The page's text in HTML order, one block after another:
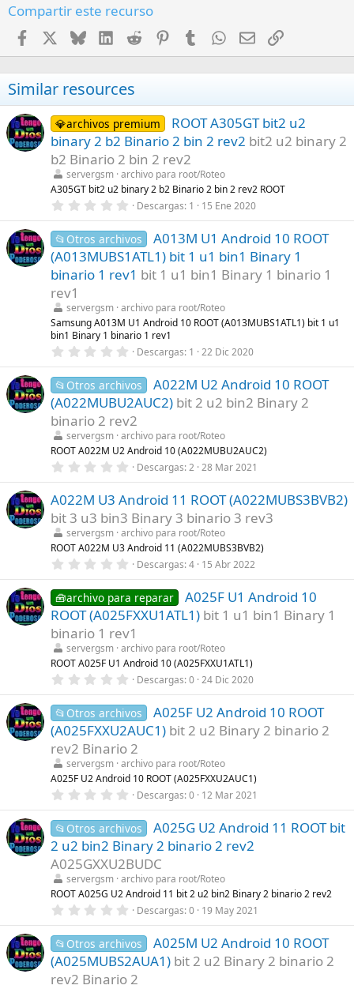
Compartir este recurso
Facebook BlueskyLinkedInReddit PinterestTumblr WhatsApp
EmailEnlace
Similar resources
💎archivos premium
ROOT A305GT bit2 u2
binary 2 b2 Binario 2 bin 2 rev2 bit2 u2 binary 2
b2 Binario 2 bin 2 rev2
servergsm archivo para root/Roteo
A305GT bit2 u2 binary 2 b2 Binario 2 bin 2 rev2 ROOT
0
0
0
e
s
t
r
l
l
a
(
s
Descargas 1 15 Ene 2020
📂Otros archivos
A013M U1 Android 10 ROOT
(A013MUBS1ATL1) bit 1 u1 bin1 Binary 1
binario 1 rev1 bit 1 u1 bin1 Binary 1 binario 1
rev1
servergsm archivo para root/Roteo
Samsung A013M U1 Android 10 ROOT (A013MUBS1ATL1) bit 1 u1
bin1 Binary 1 binario 1 rev1
0
0
0
e
s
t
r
e
l
a
(
s
)
Descargas 1 22 Dic 2020
📂Otros archivos
A022M U2 Android 10 ROOT
(A022MUBU2AUC2) bit 2 u2 bin2 Binary 2
binario 2 rev2
servergsm archivo para root/Roteo
ROOT A022M U2 Android 10 (A022MUBU2AUC2)
0
0
0
e
s
t
r
e
l
a
(
s
)
Descargas 2 28 Mar 2021
A022M U3 Android 11 ROOT (A022MUBS3BVB2)
bit 3 u3 bin3 Binary 3 binario 3 rev3
servergsm archivo para root/Roteo
ROOT A022M U3 Android 11 (A022MUBS3BVB2)
0
0
0
e
s
t
r
e
l
a
(
s
)
Descargas 4 15 Abr 2022
🧰archivo para reparar
A025F U1 Android 10
ROOT (A025FXXU1ATL1) bit 1 u1 bin1 Binary 1
binario 1 rev1
servergsm archivo para root/Roteo
ROOT A025F U1 Android 10 (A025FXXU1ATL1)
0
0
0
e
s
t
r
e
l
a
(
s
)
Descargas 0 24 Dic 2020
📂Otros archivos
A025F U2 Android 10 ROOT
(A025FXXU2AUC1) bit 2 u2 Binary 2 binario 2
rev2 Binario 2
servergsm archivo para root/Roteo
A025F U2 Android 10 ROOT (A025FXXU2AUC1)
0
0
0
e
s
t
r
e
l
a
(
s
)
Descargas 0 12 Mar 2021
📂Otros archivos
A025G U2 Android 11 ROOT bit
2 u2 bin2 Binary 2 binario 2 rev2
A025GXXU2BUDC
servergsm archivo para root/Roteo
ROOT A025G U2 Android 11 bit 2 u2 bin2 Binary 2 binario 2 rev2
0
0
0
e
s
t
Descargas 0 19 May 2021
📂Otros archivos
A025M U2 Android 10 ROOT
(A025MUBS2AUA1) bit 2 u2 Binary 2 binario 2
rev2 Binario 2